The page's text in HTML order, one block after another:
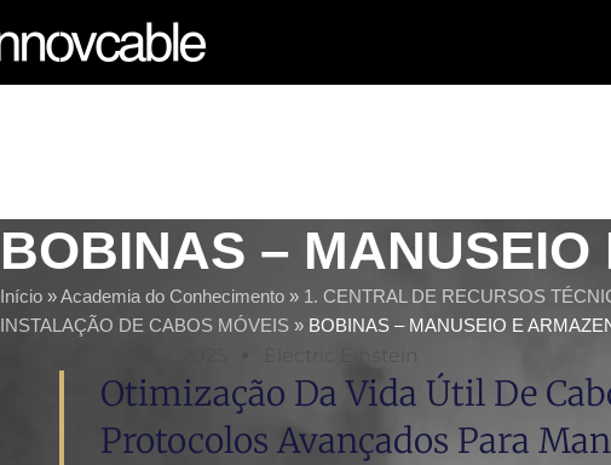
BOBINAS –
Início »Academia do Conhecimento » 1. CENTRAL DE RECURSOS
INSTALAÇÃO DE CABOS MÓVEIS » BOBINAS – MANUSEIO E
Electric Einstein
Otimização Da Vida Útil De
Protocolos Avançados Para